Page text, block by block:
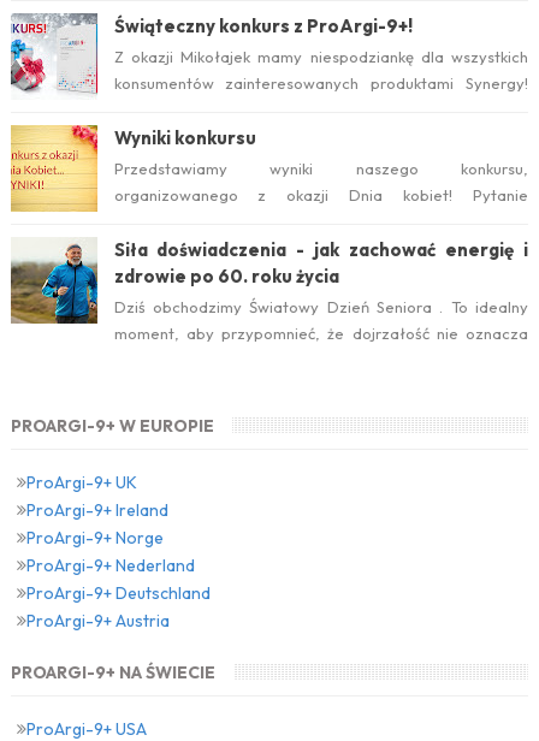
Świąteczny konkurs z ProArgi-9+!
Z okazji Mikołajek mamy niespodziankę dla wszystkich
konsumentów zainteresowanych produktami Synergy!
Wyniki konkursu
Przedstawiamy wyniki naszego konkursu,
organizowanego z okazji Dnia kobiet! Pytanie
Siła doświadczenia - jak zachować energię i
zdrowie po 60. roku życia
Dziś obchodzimy Światowy Dzień Seniora . To idealny
moment, aby przypomnieć, że dojrzałość nie oznacza
PROARGI-9+ W EUROPIE
ProArgi-9+ UK
ProArgi-9+ Ireland
ProArgi-9+ Norge
ProArgi-9+ Nederland
ProArgi-9+ Deutschland
ProArgi-9+ Austria
PROARGI-9+ NA ŚWIECIE
ProArgi-9+ USA